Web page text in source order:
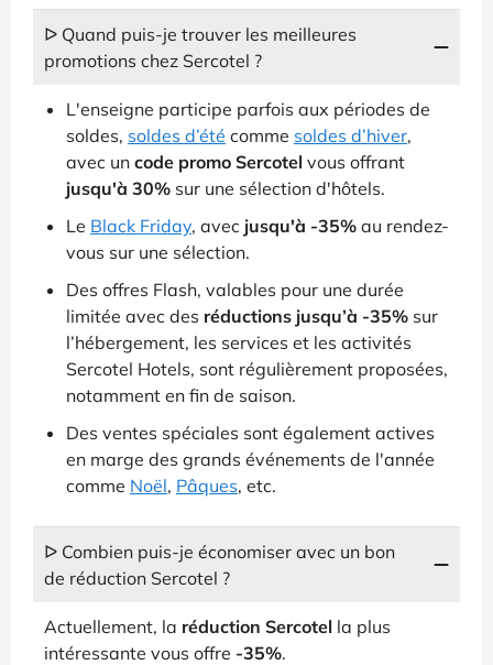
ᐅ Quand puis-je trouver les meilleures
promotions chez Sercotel ?
L'enseigne participe parfois aux périodes de
soldes, soldes d’été comme soldes d’hiver,
avec un code promo Sercotel vous offrant
jusqu'à 30% sur une sélection d'hôtels.
Le Black Friday, avec jusqu'à -35% au rendez-
vous sur une sélection.
Des offres Flash, valables pour une durée
limitée avec des réductions jusqu’à -35% sur
l’hébergement, les services et les activités
Sercotel Hotels, sont régulièrement proposées,
notamment en fin de saison.
Des ventes spéciales sont également actives
en marge des grands événements de l'année
comme Noël, Pâques, etc.
ᐅ Combien puis-je économiser avec un bon
de réduction Sercotel ?
Actuellement, la réduction Sercotel la plus
intéressante vous offre -35%.